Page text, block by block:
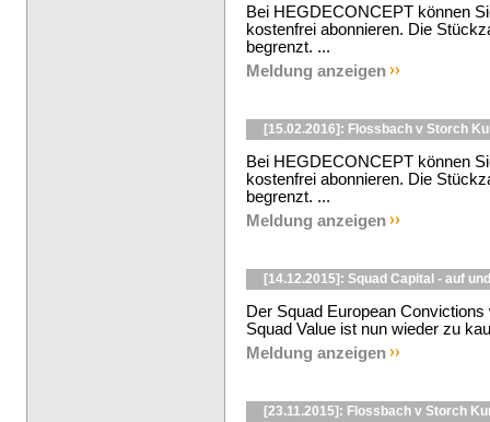
Bei HEGDECONCEPT können
kostenfrei abonnieren. Die
begrenzt. ...
Meldung anzeigen
[15.02.2016]: Flossbach v Storch
Bei HEGDECONCEPT können
kostenfrei abonnieren. Die
begrenzt. ...
Meldung anzeigen
[14.12.2015]: Squad Capital - auf
Der Squad European
Squad Value ist nun wieder zu
Meldung anzeigen
[23.11.2015]: Flossbach v Storch